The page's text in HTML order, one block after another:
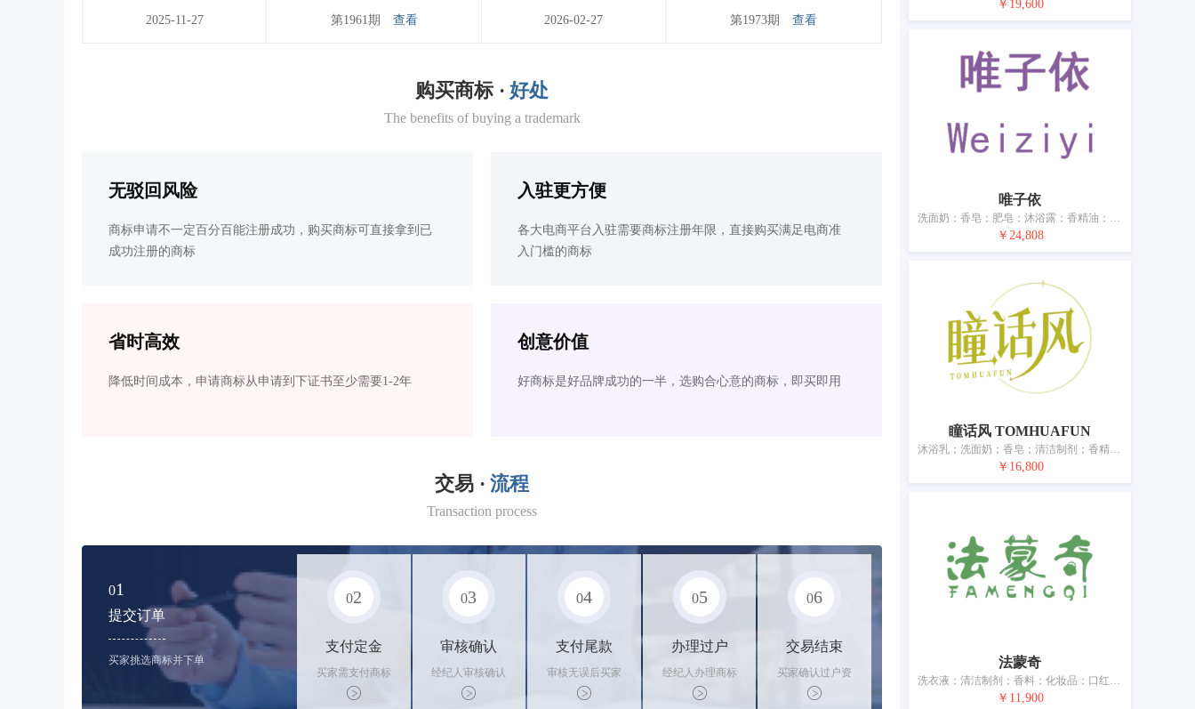
2025-11-27 第1961期 查看 2026-02-27 第1973期 查看
购买商标 · 好处
The benefits of buying a trademark
无驳回风险
商标申请不一定百分百能注册成功，购买商标可直接拿到已
成功注册的商标
入驻更方便
各大电商平台入驻需要商标注册年限，直接购买满足电商准
入门槛的商标
省时高效
降低时间成本，申请商标从申请到下证书至少需要1-2年
创意价值
好商标是好品牌成功的一半，选购合心意的商标，即买即用
交易 · 流程
Transaction process
01
提交订单
买家挑选商标并下单
02
支付定金
买家需支付商标
标价的50%的购
买订金
03
审核确认
经纪人审核确认
商标状态
04
支付尾款
审核无误后买家
支付尾款，卖家
办理相关手续
05
办理过户
经纪人办理商标
转让手续，交付
相关证书
06
交易结束
买家确认过户资
料后，平台解冻
资金支付卖家
￥19,600
唯子依
洗面奶；香皂；肥皂；沐浴露；香精油；卸妆水；口红；防晒剂；香水；化妆品
￥24,808
瞳话风 TOMHUAFUN
沐浴乳；洗面奶；香皂；清洁制剂；香精油；化妆品；口红；美容面膜；香水；牙膏
￥16,800
法蒙奇
洗衣液；清洁制剂；香料；化妆品；口红；香水；美容面膜；牙膏；宠物用沐浴露（不含药物的清洁制剂）；空气芳香剂
￥11,900